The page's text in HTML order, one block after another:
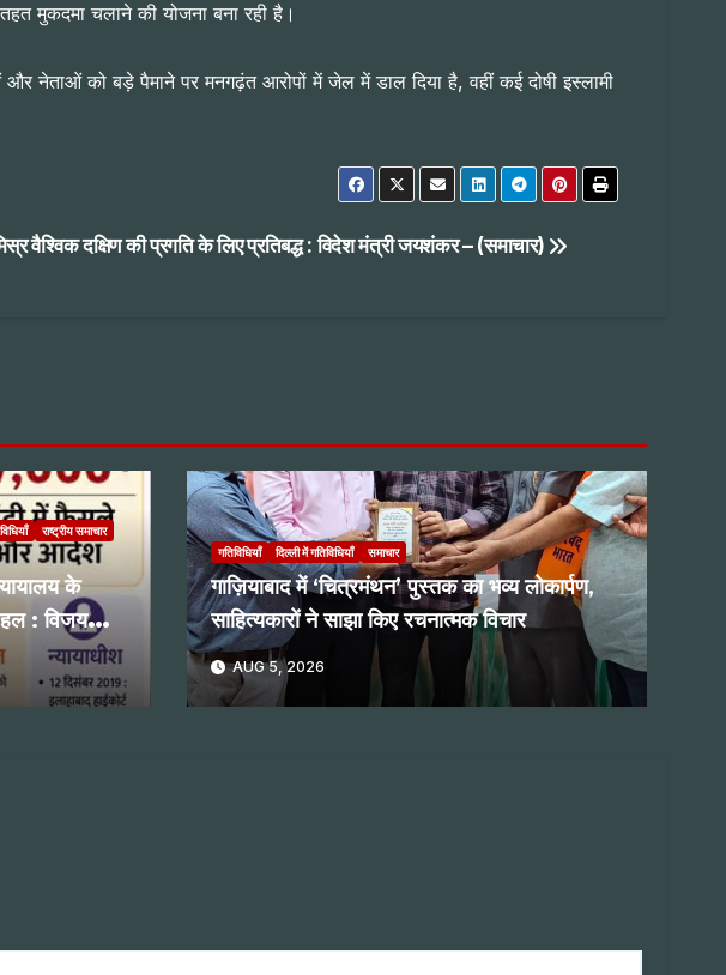
मुकदमा चलाने की योजना बना रही है।
नेताओं को बड़े पैमाने पर मनगढ़ंत आरोपों में जेल में डाल दिया है, वहीं कई दोषी इस्लामी
वैश्विक दक्षिण की प्रगति के लिए प्रतिबद्ध : विदेश मंत्री जयशंकर – (समाचार)
राष्ट्रीय समाचार
के
: विजय
गतिविधियाँ दिल्ली में गतिविधियाँ समाचार
गाज़ियाबाद में ‘चित्रमंथन’ पुस्तक का भव्य लोकार्पण,
साहित्यकारों ने साझा किए रचनात्मक विचार
AUG 5, 2026